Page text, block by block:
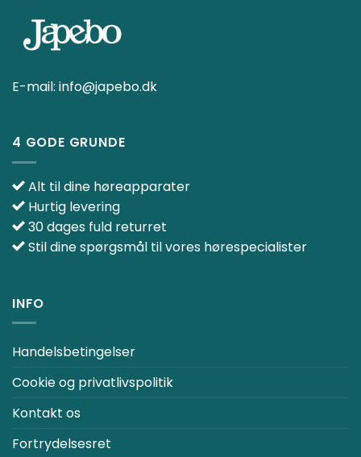
E-mail: info@japebo.dk
4 GODE GRUNDE
Alt til dine høreapparater
Hurtig levering
30 dages fuld returret
Stil dine spørgsmål til vores hørespecialister
INFO
Handelsbetingelser
Cookie og privatlivspolitik
Kontakt os
Fortrydelsesret